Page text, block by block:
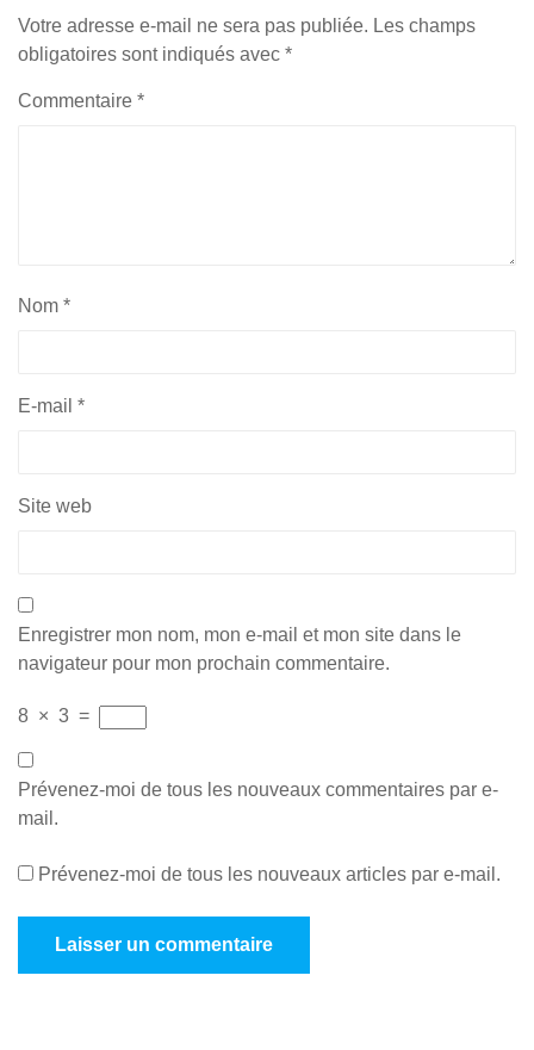
Votre adresse e-mail ne sera pas publiée. Les champs
obligatoires sont indiqués avec *
Commentaire *
Nom *
E-mail *
Site web
Enregistrer mon nom, mon e-mail et mon site dans le
navigateur pour mon prochain commentaire.
8 × 3 =
Prévenez-moi de tous les nouveaux commentaires par e-
mail.
Prévenez-moi de tous les nouveaux articles par e-mail.